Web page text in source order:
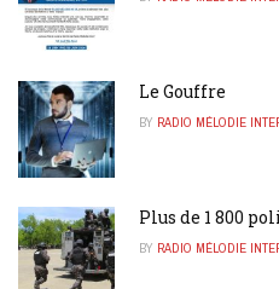
Le Gouffre
BY RADIO MÉLODIE
Plus de 1 800
BY RADIO MÉLODIE